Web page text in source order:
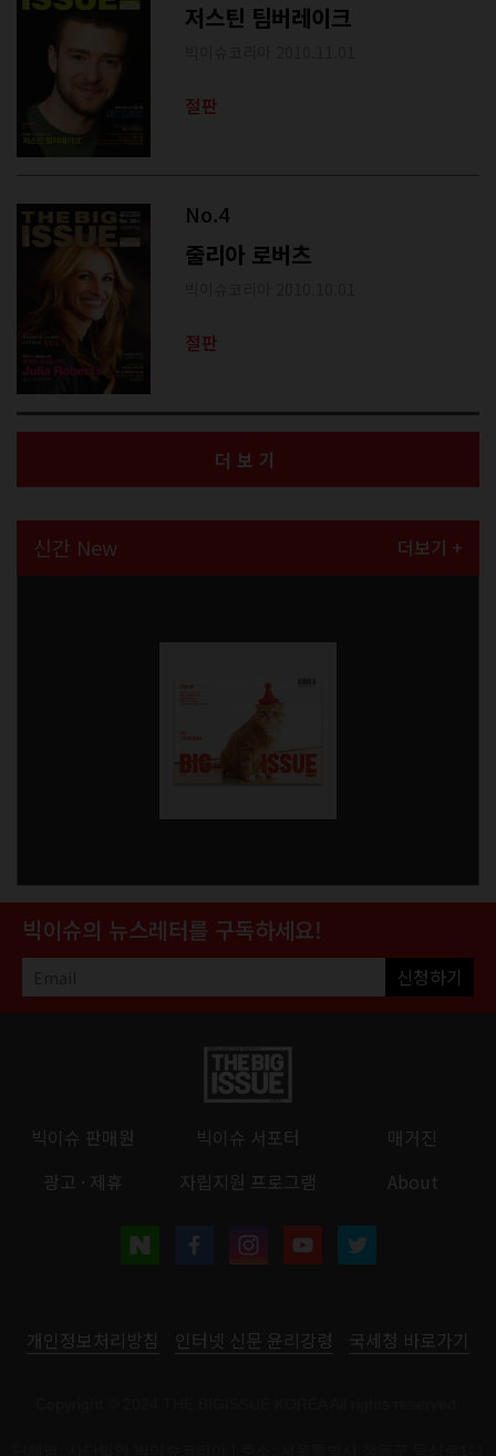
저스틴 팀버레이크
절판
No.4
줄리아 로버츠
절판
더보기
신간 New 더보기 +
빅이슈의 뉴스레터를 구독하세요!
신청하기
빅이슈 판매원 빅이슈 서포터
매거진
광고 · 제휴
자립지원 프로그램 About
개인정보처리방침 인터넷 신문 윤리강령 국세청 바로가기